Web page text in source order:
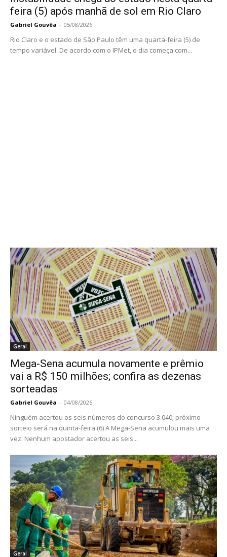
feira (5) após manhã de sol em Rio Claro
Gabriel Gouvêa - 05/08/2026
Rio Claro e o estado de São Paulo têm uma quarta-feira (5) de
tempo variável. De acordo com o IPMet, o dia começa com...
Geral
Mega-Sena acumula novamente e prêmio
vai a R$ 150 milhões; confira as dezenas
sorteadas
Gabriel Gouvêa - 04/08/2026
Ninguém acertou os seis números do concurso 3.040; próximo
sorteio será na quinta-feira (6) A Mega-Sena acumulou mais uma
vez. Nenhum apostador acertou as seis...
Geral